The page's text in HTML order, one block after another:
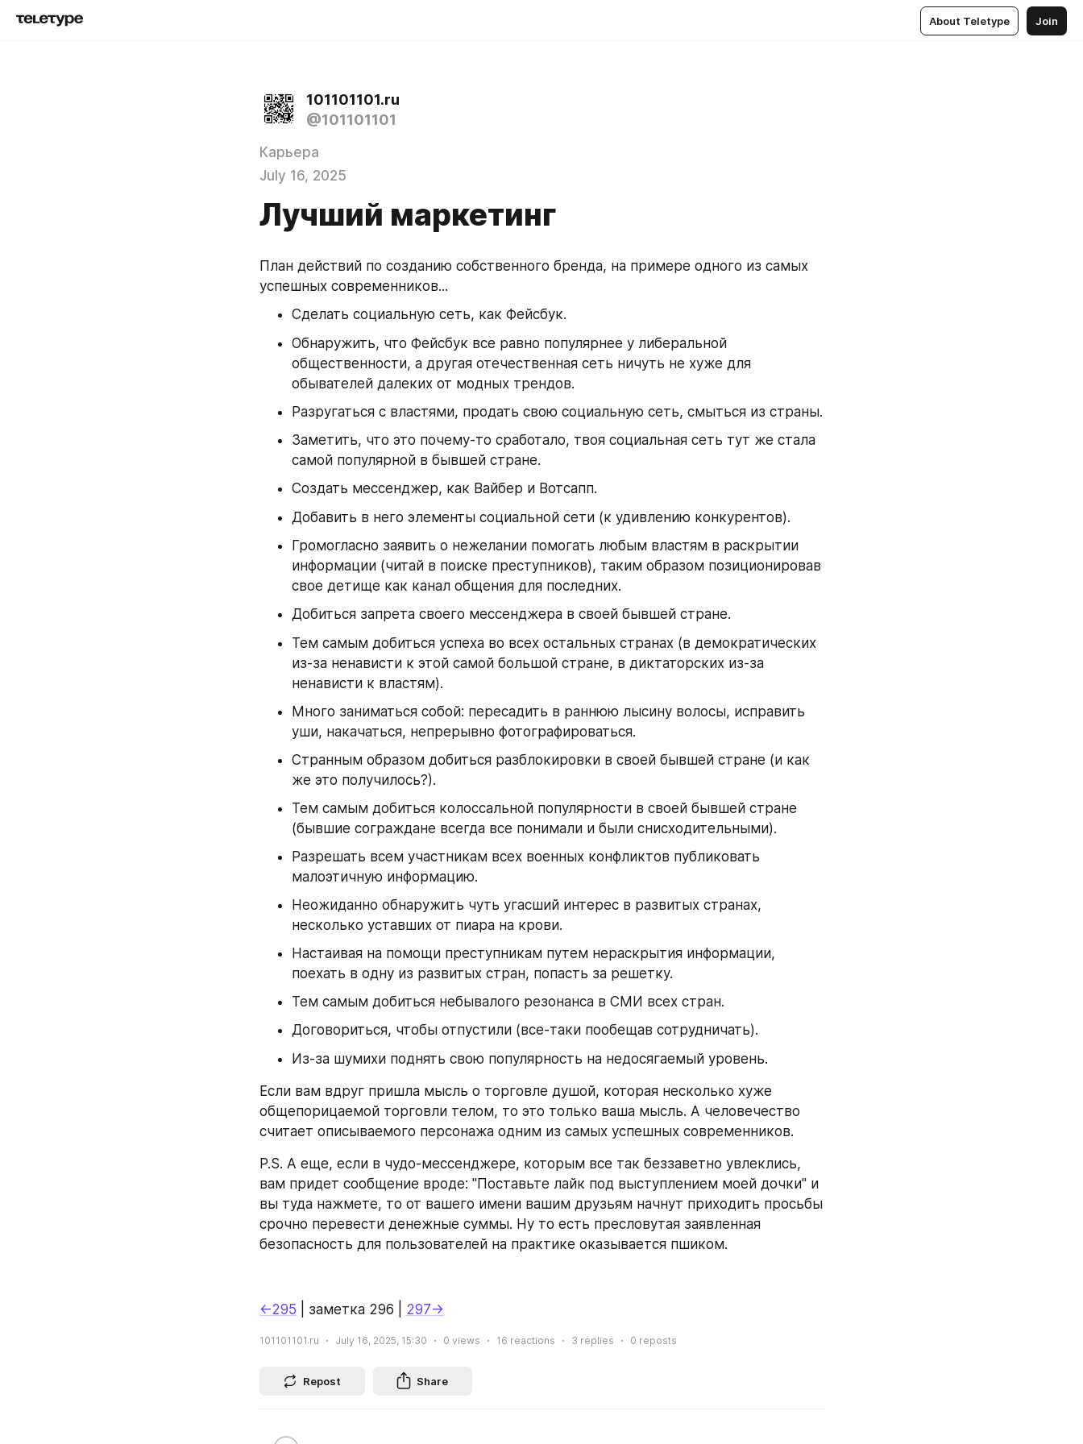
About Teletype Join
101101101.ru
@101101101
Карьера
July 16, 2025
Лучший маркетинг
План действий по созданию собственного бренда, на примере одного из самых
успешных современников...
Сделать социальную сеть, как Фейсбук.
Обнаружить, что Фейсбук все равно популярнее у либеральной
общественности, а другая отечественная сеть ничуть не хуже для
обывателей далеких от модных трендов.
Разругаться с властями, продать свою социальную сеть, смыться из страны.
Заметить, что это почему-то сработало, твоя социальная сеть тут же стала
самой популярной в бывшей стране.
Создать мессенджер, как Вайбер и Вотсапп.
Добавить в него элементы социальной сети (к удивлению конкурентов).
Громогласно заявить о нежелании помогать любым властям в раскрытии
информации (читай в поиске преступников), таким образом позиционировав
свое детище как канал общения для последних.
Добиться запрета своего мессенджера в своей бывшей стране.
Тем самым добиться успеха во всех остальных странах (в демократических
из-за ненависти к этой самой большой стране, в диктаторских из-за
ненависти к властям).
Много заниматься собой: пересадить в раннюю лысину волосы, исправить
уши, накачаться, непрерывно фотографироваться.
Странным образом добиться разблокировки в своей бывшей стране (и как
же это получилось?).
Тем самым добиться колоссальной популярности в своей бывшей стране
(бывшие сограждане всегда все понимали и были снисходительными).
Разрешать всем участникам всех военных конфликтов публиковать
малоэтичную информацию.
Неожиданно обнаружить чуть угасший интерес в развитых странах,
несколько уставших от пиара на крови.
Настаивая на помощи преступникам путем нераскрытия информации,
поехать в одну из развитых стран, попасть за решетку.
Тем самым добиться небывалого резонанса в СМИ всех стран.
Договориться, чтобы отпустили (все-таки пообещав сотрудничать).
Из-за шумихи поднять свою популярность на недосягаемый уровень.
Если вам вдруг пришла мысль о торговле душой, которая несколько хуже
общепорицаемой торговли телом, то это только ваша мысль. А человечество
считает описываемого персонажа одним из самых успешных современников.
P.S. А еще, если в чудо-мессенджере, которым все так беззаветно увлеклись,
вам придет сообщение вроде: "Поставьте лайк под выступлением моей дочки" и
вы туда нажмете, то от вашего имени вашим друзьям начнут приходить просьбы
срочно перевести денежные суммы. Ну то есть пресловутая заявленная
безопасность для пользователей на практике оказывается пшиком.
←295 | заметка 296 | 297→
101101101.ru July 16, 2025, 15:30 0 views 16 reactions 3 replies 0 reposts
Repost Share